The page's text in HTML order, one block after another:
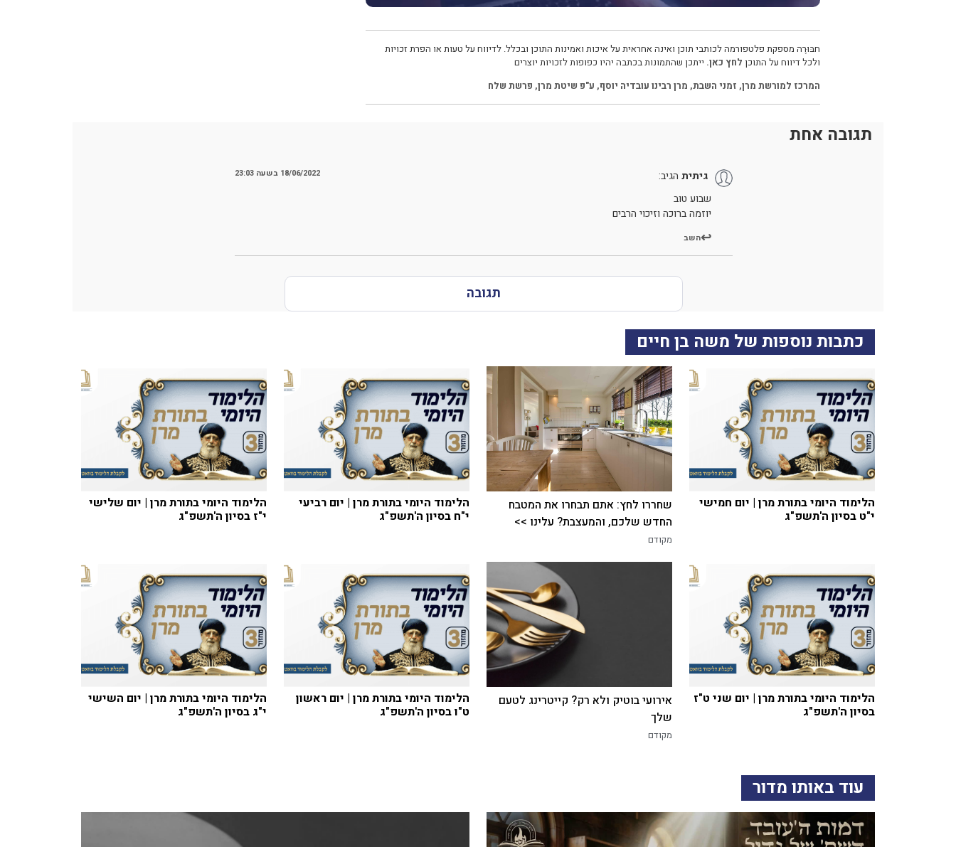
חבּוּרֶה מספקת פלטפורמה לכותבי תוכן ואינה אחראית על איכות ואמינות התוכן ובכלל. לדיווח על טעות או הפרת זכויות
ולכל דיווח על התוכן לחץ כאן. ייתכן שהתמונות בכתבה יהיו כפופות לזכויות יוצרים
המרכז למורשת מרן, זמני השבת, מרן רבינו עובדיה יוסף, ע"פ שיטת מרן, פרשת שלח
תגובה אחת
גיתית הגיב: 18/06/2022 בשעה 23:03
שבוע טוב
יוזמה ברוכה וזיכוי הרבים
השב
תגובה
כתבות נוספות של משה בן חיים
הלימוד היומי בתורת מרן | יום חמישי
י"ט בסיון ה'תשפ"ג
שחררו לחץ: אתם תבחרו את המטבח
החדש שלכם, והמעצבת? עלינו >>
מקודם
הלימוד היומי בתורת מרן | יום רביעי
י"ח בסיון ה'תשפ"ג
הלימוד היומי בתורת מרן | יום שלישי
י"ז בסיון ה'תשפ"ג
הלימוד היומי בתורת מרן | יום שני ט"ז
בסיון ה'תשפ"ג
אירועי בוטיק ולא רק? קייטרינג לטעם
שלך
מקודם
הלימוד היומי בתורת מרן | יום ראשון
ט"ו בסיון ה'תשפ"ג
הלימוד היומי בתורת מרן | יום השישי
י"ג בסיון ה'תשפ"ג
עוד באותו מדור